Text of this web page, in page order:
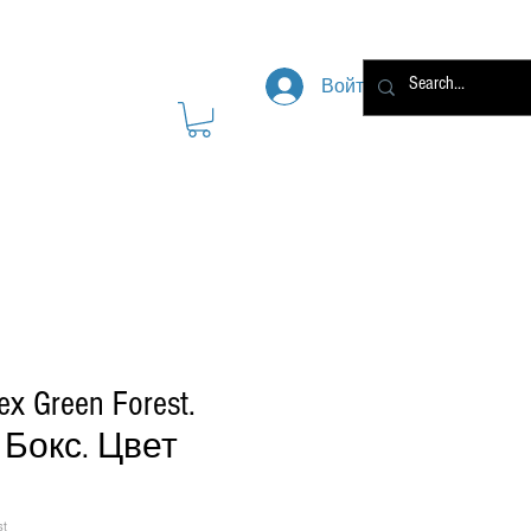
Войти
Green Forest.
Цвет